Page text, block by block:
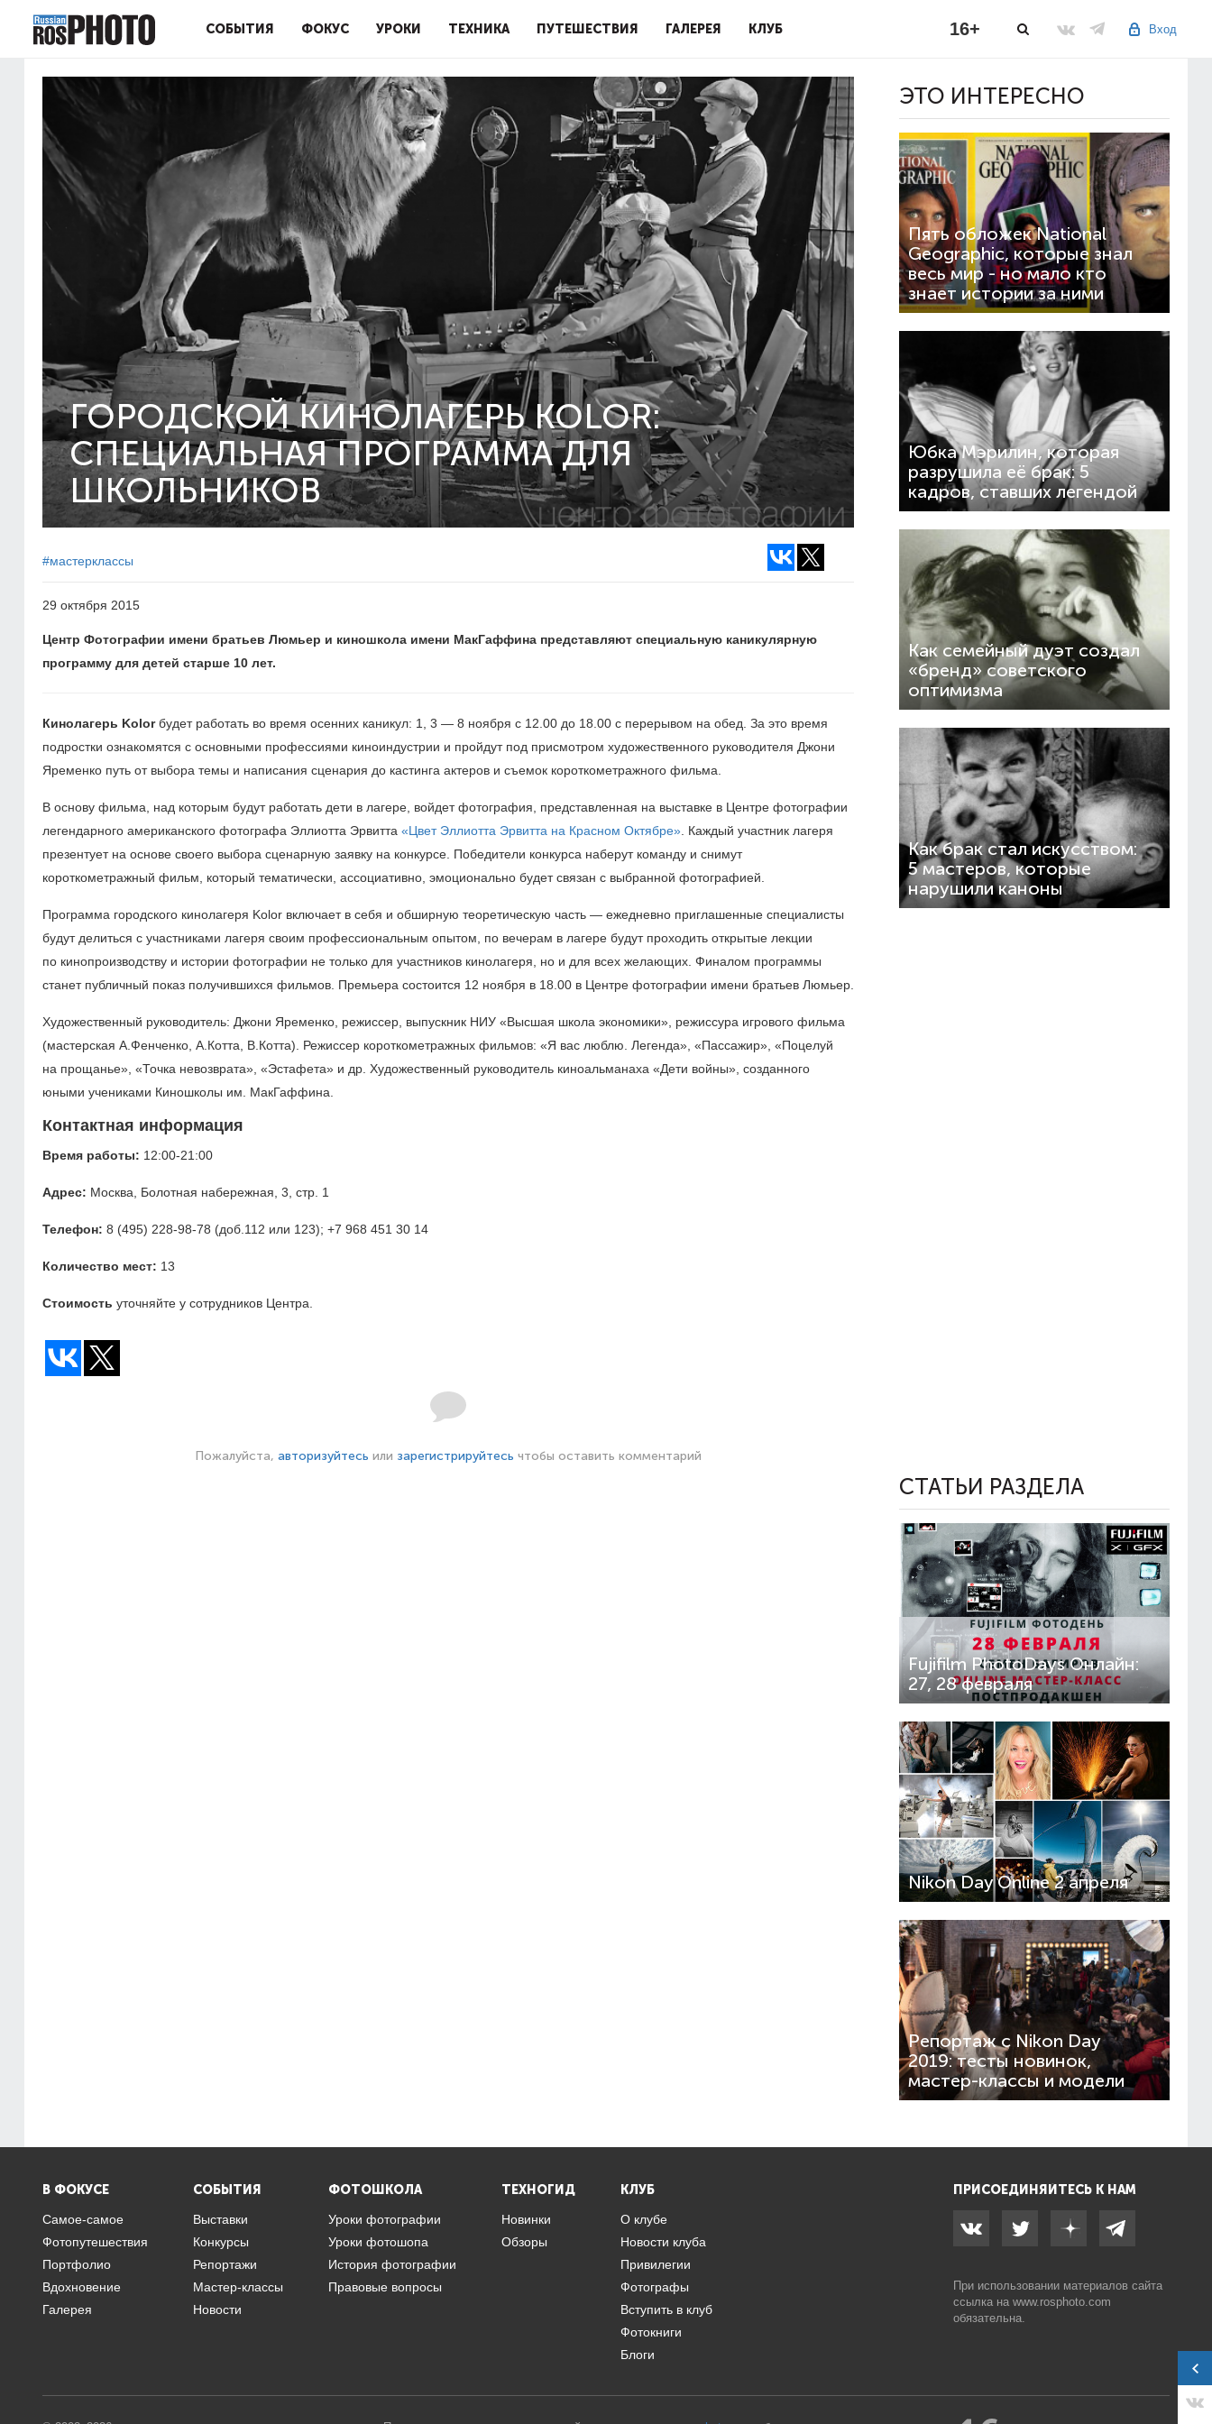
СОБЫТИЯ ФОКУС УРОКИ ТЕХНИКА ПУТЕШЕСТВИЯ ГАЛЕРЕЯ КЛУБ Вход
16+
ГОРОДСКОЙ КИНОЛАГЕРЬ KOLOR:
СПЕЦИАЛЬНАЯ ПРОГРАММА ДЛЯ
ШКОЛЬНИКОВ
#мастерклассы
29 октября 2015
Центр Фотографии имени братьев Люмьер и киношкола имени МакГаффина представляют специальную каникулярную
программу для детей старше 10 лет.
Кинолагерь Kolorбудет работать во время осенних каникул: 1, 3 — 8 ноября с 12.00 до 18.00 с перерывом на обед. За это время
подростки ознакомятся с основными профессиями киноиндустрии и пройдут под присмотром художественного руководителя Джони
Яременко путь от выбора темы и написания сценария до кастинга актеров и съемок короткометражного фильма.
В основу фильма, над которым будут работать дети в лагере, войдет фотография, представленная на выставке в Центре фотографии
легендарного американского фотографа Эллиотта Эрвитта «Цвет Эллиотта Эрвитта на Красном Октябре» . Каждый участник лагеря
презентует на основе своего выбора сценарную заявку на конкурсе. Победители конкурса наберут команду и снимут
короткометражный фильм, который тематически, ассоциативно, эмоционально будет связан с выбранной фотографией.
Программа городского кинолагеря Kolor включает в себя и обширную теоретическую часть — ежедневно приглашенные специалисты
будут делиться с участниками лагеря своим профессиональным опытом, по вечерам в лагере будут проходить открытые лекции
по кинопроизводству и истории фотографии не только для участников кинолагеря, но и для всех желающих. Финалом программы
станет публичный показ получившихся фильмов. Премьера состоится 12 ноября в 18.00 в Центре фотографии имени братьев Люмьер.
Художественный руководитель: Джони Яременко, режиссер, выпускник НИУ «Высшая школа экономики», режиссура игрового фильма
(мастерская А.Фенченко, А.Котта, В.Котта). Режиссер короткометражных фильмов: «Я вас люблю. Легенда», «Пассажир», «Поцелуй
на прощанье», «Точка невозврата», «Эстафета» и др. Художественный руководитель киноальманаха «Дети войны», созданного
юными учениками Киношколы им. МакГаффина.
Контактная информация
Время работы: 12:00-21:00
Адрес: Москва, Болотная набережная, 3, стр. 1
Телефон: 8 (495) 228-98-78 (доб.112 или 123); +7 968 451 30 14
Количество мест: 13
Стоимость уточняйте у сотрудников Центра.
Пожалуйста, авторизуйтесь или зарегистрируйтесь чтобы оставить комментарий
ЭТО ИНТЕРЕСНО
Пять обложек National
Geographic, которые знал
весь мир - но мало кто
знает истории за ними
Юбка Мэрилин, которая
разрушила её брак: 5
кадров, ставших легендой
Как семейный дуэт создал
«бренд» советского
оптимизма
Как брак стал искусством:
5 мастеров, которые
нарушили каноны
СТАТЬИ РАЗДЕЛА
Fujifilm PhotoDays Онлайн:
27, 28 февраля
Nikon Day Online 2 апреля
Репортаж с Nikon Day
2019: тесты новинок,
мастер-классы и модели
В ФОКУСЕ
Самое-самое
Фотопутешествия
Портфолио
Вдохновение
Галерея
СОБЫТИЯ
Выставки
Конкурсы
Репортажи
Мастер-классы
Новости
ФОТОШКОЛА
Уроки фотографии
Уроки фотошопа
История фотографии
Правовые вопросы
ТЕХНОГИД
Новинки
Обзоры
КЛУБ
О клубе
Новости клуба
Привилегии
Фотографы
Вступить в клуб
Фотокниги
Блоги
ПРИСОЕДИНЯЙТЕСЬ К НАМ
При использовании материалов сайта
ссылка на www.rosphoto.com
обязательна.